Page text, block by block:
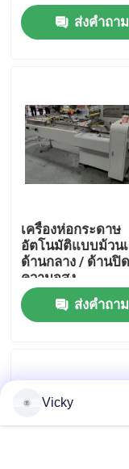
เกี่ยวกับเรา
ทัวร์โรงงาน
ติดต่อเรา
VR
สายการผลิตกร
ส่งคำถาม
เครื่องห่อกระดาษ
อัตโนมัติแบบม้วน
ด้านกลาง / ด้านปิ
ความจุสูง
ส่งคำถาม
Vicky